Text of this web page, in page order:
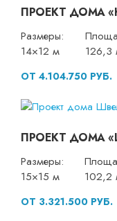
ПРОЕКТ ДОМА
Размеры:
14×12 м
126,3
ОТ 4.104.750 РУБ.
ПРОЕКТ ДОМА
Размеры:
15×15 м
102,2
ОТ 3.321.500 РУБ.